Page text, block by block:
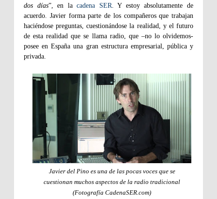
dos días”, en lacadena SER. Y estoy absolutamente de
acuerdo. Javier forma parte de los compañeros que trabajan
haciéndose preguntas, cuestionándose la realidad, y el futuro
de esta realidad que se llama radio, que –no lo olvidemos-
posee en España una gran estructura empresarial, pública y
privada.
Javier del Pino es una de las pocas voces que se
cuestionan muchos aspectos de la radio tradicional
(Fotografía CadenaSER.com)